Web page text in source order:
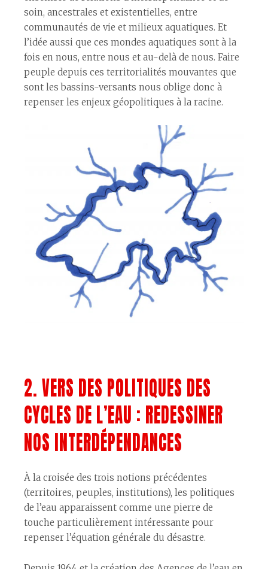
soin, ancestrales et existentielles, entre
communautés de vie et milieux aquatiques. Et
l’idée aussi que ces mondes aquatiques sont à la
fois en nous, entre nous et au-delà de nous. Faire
peuple depuis ces territorialités mouvantes que
sont les bassins-versants nous oblige donc à
repenser les enjeux géopolitiques à la racine.
2. VERS DES POLITIQUES DES
CYCLES DE L’EAU : REDESSINER
NOS INTERDÉPENDANCES
À la croisée des trois notions précédentes
(territoires, peuples, institutions), les politiques
de l’eau apparaissent comme une pierre de
touche particulièrement intéressante pour
repenser l’équation générale du désastre.